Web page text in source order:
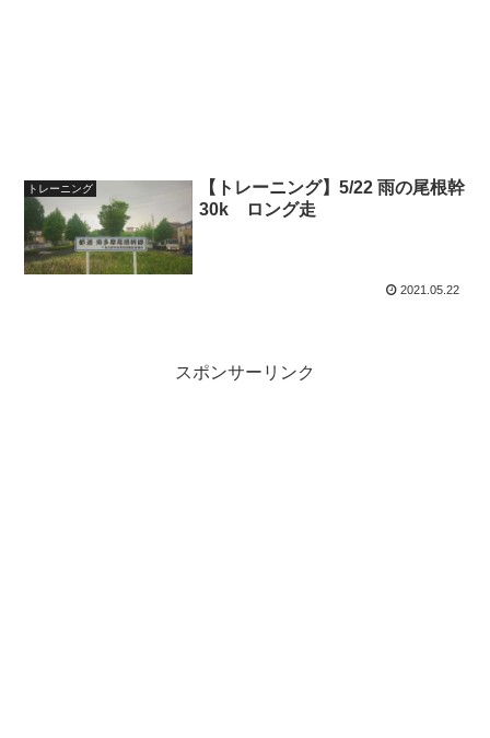
トレーニング
【トレーニング】5/22 雨の尾根幹
30k ロング走
2021.05.22
スポンサーリンク